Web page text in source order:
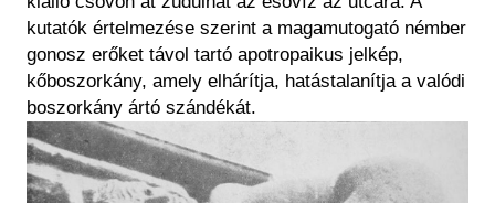
kutatók értelmezése szerint a magamutogató némber
gonosz erőket távol tartó apotropaikus jelkép,
kőboszorkány, amely elhárítja, hatástalanítja a valódi
boszorkány ártó szándékát.
Kép